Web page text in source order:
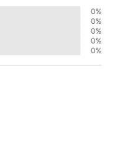
0%
0%
0%
0%
0%